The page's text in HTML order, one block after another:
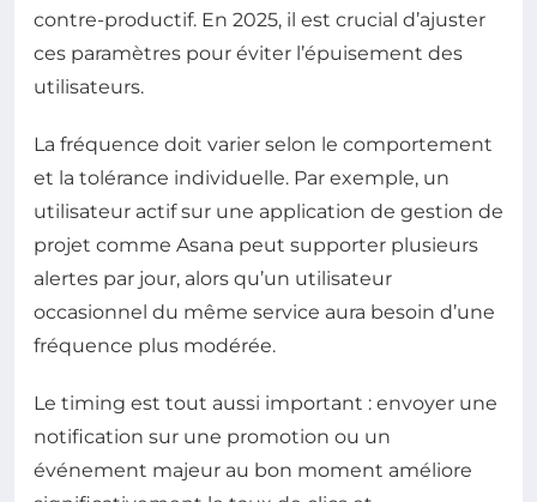
contre-productif. En 2025, il est crucial d’ajuster
ces paramètres pour éviter l’épuisement des
utilisateurs.
La fréquence doit varier selon le comportement
et la tolérance individuelle. Par exemple, un
utilisateur actif sur une application de gestion de
projet comme Asana peut supporter plusieurs
alertes par jour, alors qu’un utilisateur
occasionnel du même service aura besoin d’une
fréquence plus modérée.
Le timing est tout aussi important : envoyer une
notification sur une promotion ou un
événement majeur au bon moment améliore